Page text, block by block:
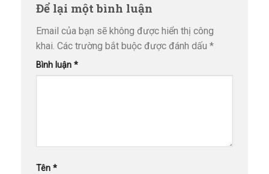
Để lại một bình luận
Email của bạn sẽ không được hiển thị công
khai. Các trường bắt buộc được đánh dấu *
Bình luận *
Tên *